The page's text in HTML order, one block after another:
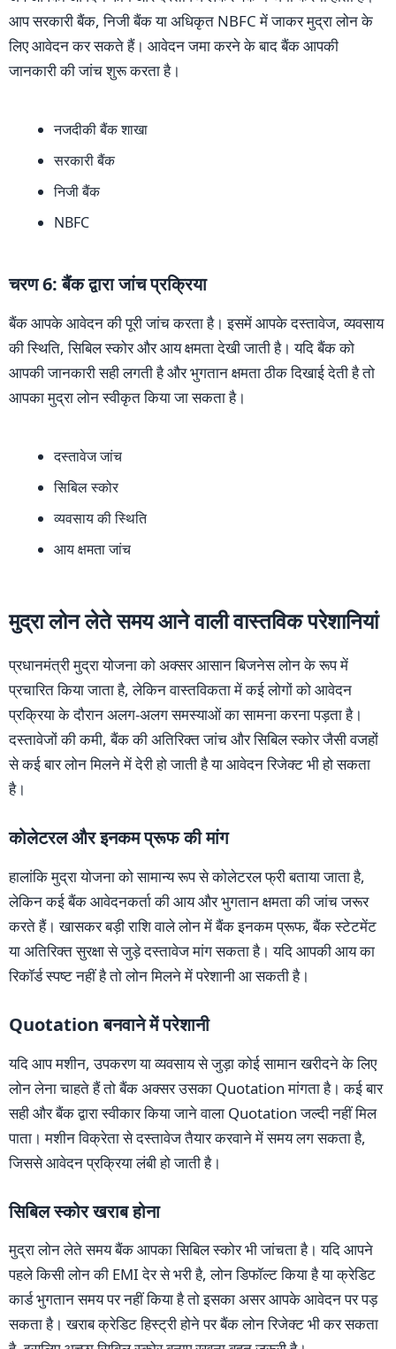
आप सरकारी बैंक, निजी बैंक या अधिकृत NBFC में जाकर मुद्रा लोन के
लिए आवेदन कर सकते हैं। आवेदन जमा करने के बाद बैंक आपकी
जानकारी की जांच शुरू करता है।
नजदीकी बैंक शाखा
सरकारी बैंक
निजी बैंक
NBFC
चरण 6: बैंक द्वारा जांच प्रक्रिया
बैंक आपके आवेदन की पूरी जांच करता है। इसमें आपके दस्तावेज, व्यवसाय
की स्थिति, सिबिल स्कोर और आय क्षमता देखी जाती है। यदि बैंक को
आपकी जानकारी सही लगती है और भुगतान क्षमता ठीक दिखाई देती है तो
आपका मुद्रा लोन स्वीकृत किया जा सकता है।
दस्तावेज जांच
सिबिल स्कोर
व्यवसाय की स्थिति
आय क्षमता जांच
मुद्रा लोन लेते समय आने वाली वास्तविक परेशानियां
प्रधानमंत्री मुद्रा योजना को अक्सर आसान बिजनेस लोन के रूप में
प्रचारित किया जाता है, लेकिन वास्तविकता में कई लोगों को आवेदन
प्रक्रिया के दौरान अलग-अलग समस्याओं का सामना करना पड़ता है।
दस्तावेजों की कमी, बैंक की अतिरिक्त जांच और सिबिल स्कोर जैसी वजहों
से कई बार लोन मिलने में देरी हो जाती है या आवेदन रिजेक्ट भी हो सकता
है।
कोलेटरल और इनकम प्रूफ की मांग
हालांकि मुद्रा योजना को सामान्य रूप से कोलेटरल फ्री बताया जाता है,
लेकिन कई बैंक आवेदनकर्ता की आय और भुगतान क्षमता की जांच जरूर
करते हैं। खासकर बड़ी राशि वाले लोन में बैंक इनकम प्रूफ, बैंक स्टेटमेंट
या अतिरिक्त सुरक्षा से जुड़े दस्तावेज मांग सकता है। यदि आपकी आय का
रिकॉर्ड स्पष्ट नहीं है तो लोन मिलने में परेशानी आ सकती है।
Quotation बनवाने में परेशानी
यदि आप मशीन, उपकरण या व्यवसाय से जुड़ा कोई सामान खरीदने के लिए
लोन लेना चाहते हैं तो बैंक अक्सर उसका Quotation मांगता है। कई बार
सही और बैंक द्वारा स्वीकार किया जाने वाला Quotation जल्दी नहीं मिल
पाता। मशीन विक्रेता से दस्तावेज तैयार करवाने में समय लग सकता है,
जिससे आवेदन प्रक्रिया लंबी हो जाती है।
सिबिल स्कोर खराब होना
मुद्रा लोन लेते समय बैंक आपका सिबिल स्कोर भी जांचता है। यदि आपने
पहले किसी लोन की EMI देर से भरी है, लोन डिफॉल्ट किया है या क्रेडिट
कार्ड भुगतान समय पर नहीं किया है तो इसका असर आपके आवेदन पर पड़
सकता है। खराब क्रेडिट हिस्ट्री होने पर बैंक लोन रिजेक्ट भी कर सकता